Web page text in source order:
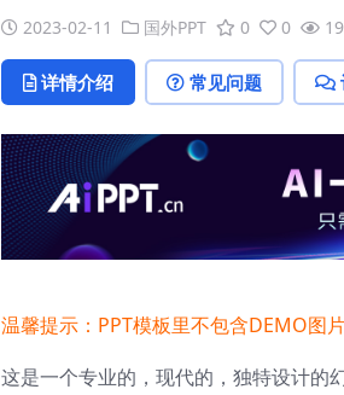
2023-02-11 国外PPT 0 0
详情介绍 常见问题
温馨提示：PPT模板里不包含DEMO图片
这是一个专业的，现代的，独特设计的